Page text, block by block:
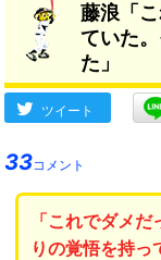
藤浪「
ていた
た」
ツイート
33コメント
「これでダメ
りの覚悟を持っ